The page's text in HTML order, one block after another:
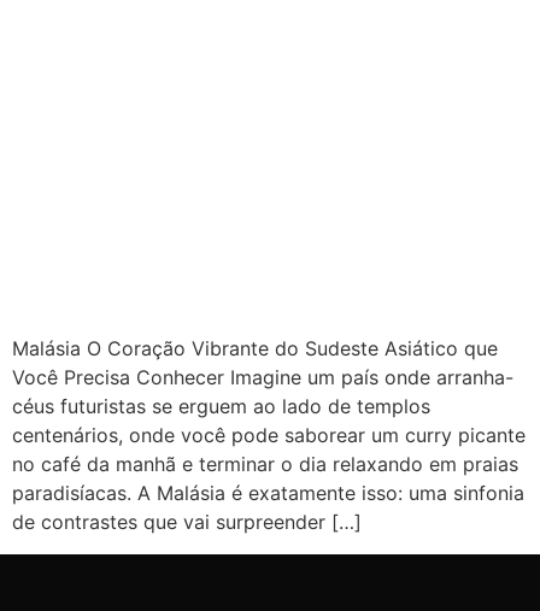
Malásia O Coração Vibrante do Sudeste Asiático que
Você Precisa Conhecer Imagine um país onde arranha-
céus futuristas se erguem ao lado de templos
centenários, onde você pode saborear um curry picante
no café da manhã e terminar o dia relaxando em praias
paradisíacas. A Malásia é exatamente isso: uma sinfonia
de contrastes que vai surpreender […]